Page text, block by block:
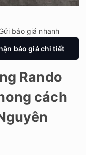
Rando
cách
Gửi báo giá nhanh
báo giá chi tiết